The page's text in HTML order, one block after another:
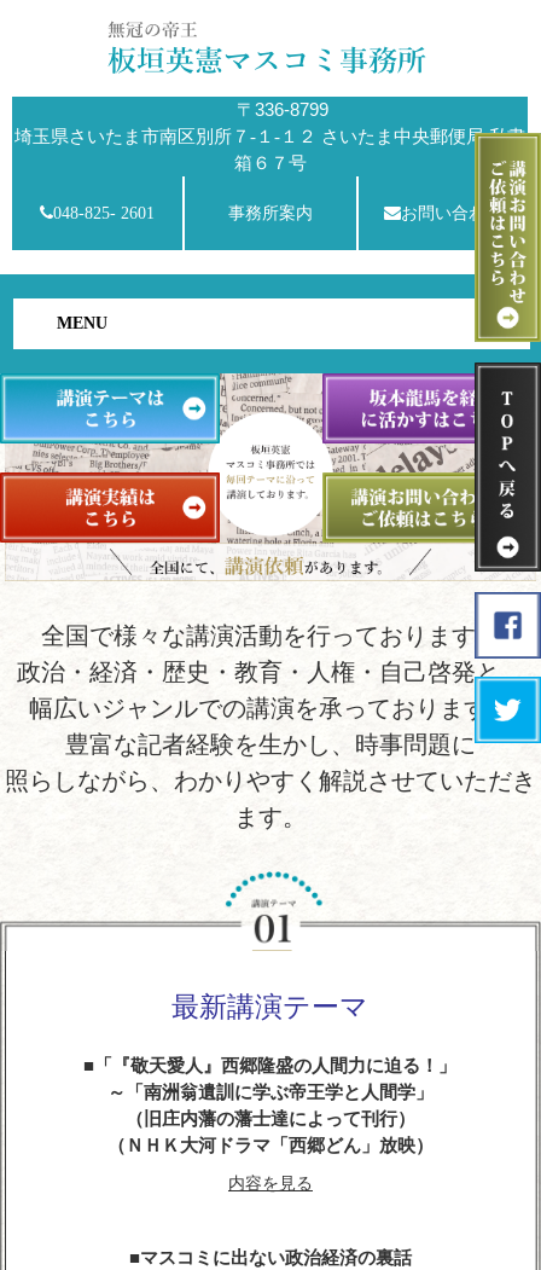
〒336-8799
埼玉県さいたま市南区別所７-１-１２ さいたま中央郵便局 私書
箱６７号
048-825- 2601 事務所案内 お問い合わせ
MENU
全国で様々な講演活動を行っております。
政治・経済・歴史・教育・人権・自己啓発と、
幅広いジャンルでの講演を承っております。
豊富な記者経験を生かし、時事問題に
照らしながら、わかりやすく解説させていただき
ます。
最新講演テーマ
「『敬天愛人』西郷隆盛の人間力に迫る！」
～「南洲翁遺訓に学ぶ帝王学と人間学」
（旧庄内藩の藩士達によって刊行）
（ＮＨＫ大河ドラマ「西郷どん」放映）
内容を見る
マスコミに出ない政治経済の裏話